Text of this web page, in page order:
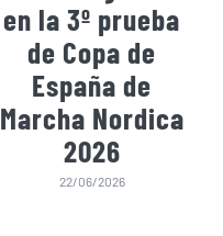
en la 3º prueba
de Copa de
España de
Marcha Nordica
2026
22/06/2026